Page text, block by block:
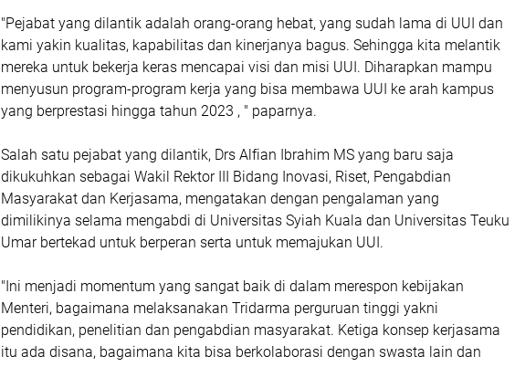
"Pejabat yang dilantik adalah orang-orang hebat, yang sudah lama di UUI dan
kami yakin kualitas, kapabilitas dan kinerjanya bagus. Sehingga kita melantik
mereka untuk bekerja keras mencapai visi dan misi UUI. Diharapkan mampu
menyusun program-program kerja yang bisa membawa UUI ke arah kampus
yang berprestasi hingga tahun 2023 , " paparnya.
Salah satu pejabat yang dilantik, Drs Alfian Ibrahim MS yang baru saja
dikukuhkan sebagai Wakil Rektor III Bidang Inovasi, Riset, Pengabdian
Masyarakat dan Kerjasama, mengatakan dengan pengalaman yang
dimilikinya selama mengabdi di Universitas Syiah Kuala dan Universitas Teuku
Umar bertekad untuk berperan serta untuk memajukan UUI.
"Ini menjadi momentum yang sangat baik di dalam merespon kebijakan
Menteri, bagaimana melaksanakan Tridarma perguruan tinggi yakni
pendidikan, penelitian dan pengabdian masyarakat. Ketiga konsep kerjasama
itu ada disana, bagaimana kita bisa berkolaborasi dengan swasta lain dan